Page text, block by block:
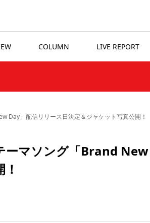
COLUMN LIVE REPORT
Day」配信リリース日決定＆ジャケット写真公開！
ーマソング「Brand New